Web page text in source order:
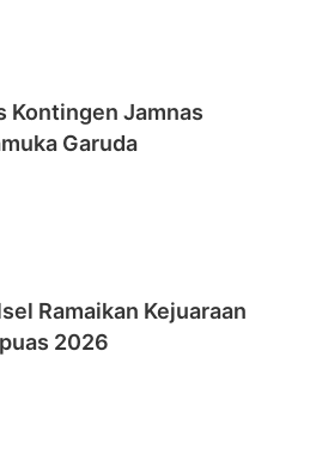
Kontingen Jamnas
Garuda
Ramaikan Kejuaraan
2026